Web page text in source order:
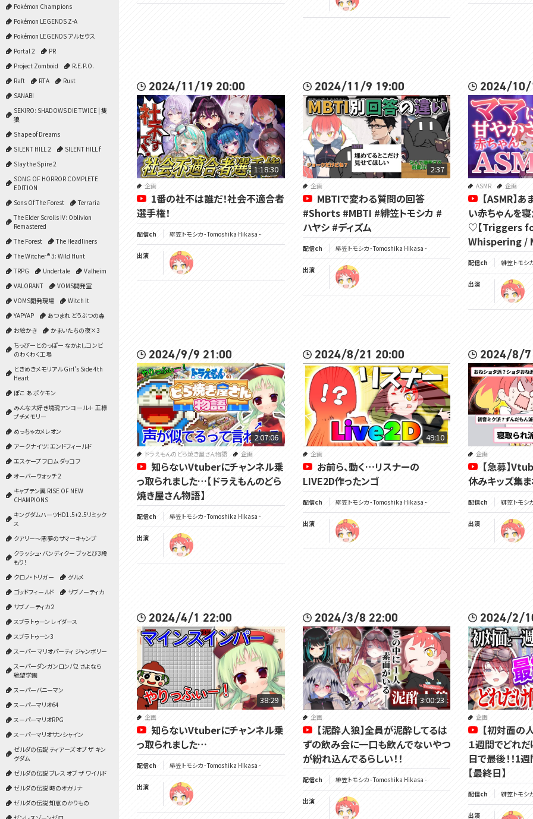
Pokémon Champions
Pokémon LEGENDS Z-A
Pokémon LEGENDS アルセウス
Portal 2
PR
Project Zomboid
R.E.P.O.
Raft
RTA
Rust
SANABI
SEKIRO: SHADOWS DIE TWICE | 隻
狼
Shape of Dreams
SILENT HILL 2
SILENT HILL f
Slay the Spire 2
SONG OF HORROR COMPLETE
EDITION
Sons Of The Forest
Terraria
The Elder Scrolls IV: Oblivion
Remastered
The Forest
The Headliners
The Witcher® 3: Wild Hunt
TRPG
Undertale
Valheim
VALORANT
VOMS開発室
VOMS開発現場
Witch It
YAPYAP
あつまれ どうぶつの森
お絵かき
かまいたちの夜×3
ちっぴーとのっぽー なかよしコンビ
のわくわく工場
ときめきメモリアル Girl's Side 4th
Heart
ぽこ あ ポケモン
みんな大好き塊魂アンコール＋ 王様
プチメモリー
めっちゃカメレオン
アークナイツ：エンドフィールド
エスケープ フロム ダッコフ
オーバーウォッチ 2
キャプテン翼 RISE OF NEW
CHAMPIONS
キングダムハーツHD1.5+2.5リミック
ス
クアリー～悪夢のサマーキャンプ
クラッシュ・バンディクー ブッとび3段
もり！
クロノ・トリガー
グルメ
ゴッドフィールド
サブノーティカ
サブノーティカ２
スプラトゥーン レイダース
スプラトゥーン3
スーパー マリオパーティ ジャンボリー
スーパーダンガンロンパ2 さよなら
絶望学園
スーパーバニーマン
スーパーマリオ64
スーパーマリオRPG
スーパーマリオサンシャイン
ゼルダの伝説 ティアーズ オブ ザ キン
グダム
ゼルダの伝説 ブレス オブ ザ ワイルド
ゼルダの伝説 時のオカリナ
ゼルダの伝説 知恵のかりもの
2024/11/19 20:00
1:18:30
企画
1番の社不は誰だ！社会不適合者
選手権！
配信ch 緋笠トモシカ - Tomoshika Hikasa -
出演
2024/11/9 19:00
2:37
企画
MBTIで変わる質問の回答
#Shorts #MBTI #緋笠トモシカ #
ハヤシ #ディズム
配信ch 緋笠トモシカ - Tomoshika Hikasa -
出演
2024/10/
ASMR 企画
【ASMR】
い赤ちゃんを
♡【Triggers
Whispering /
配信ch 緋笠トモシ
出演
2024/9/9 21:00
2:07:06
ドラえもんのどら焼き屋さん物語 企画
知らないVtuberにチャンネル乗
っ取られました…【ドラえもんのどら
焼き屋さん物語】
配信ch 緋笠トモシカ - Tomoshika Hikasa -
出演
2024/8/21 20:00
49:10
企画
お前ら、動く…リスナーの
LIVE2D作ったンゴ
配信ch 緋笠トモシカ - Tomoshika Hikasa -
出演
2024/8/7
企画
【急募】
休みキッズ集
配信ch 緋笠トモシ
出演
2024/4/1 22:00
38:29
企画
知らないVtuberにチャンネル乗
っ取られました…
配信ch 緋笠トモシカ - Tomoshika Hikasa -
出演
2024/3/8 22:00
3:00:23
企画
【泥酔人狼】全員が泥酔してるは
ずの飲み会に一口も飲んでないやつ
が紛れ込んでるらしい！！
配信ch 緋笠トモシカ - Tomoshika Hikasa -
出演
2024/2/
企画
【初対面の
１週間でどれだ
日で最後！！1週
【最終日】
配信ch 緋笠トモシ
出演